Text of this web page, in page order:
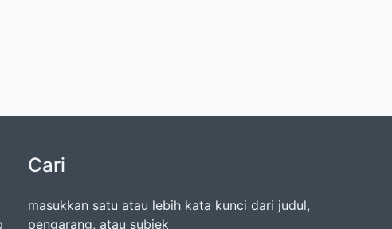
Cari
masukkan satu atau lebih kata kunci dari judul,
pengarang, atau subjek